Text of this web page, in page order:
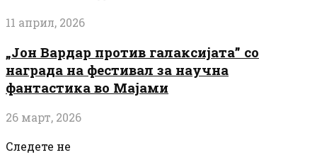
11 април, 2026
„Јон Вардар против галаксијата” со
награда на фестивал за научна
фантастика во Мајами
26 март, 2026
Следете не